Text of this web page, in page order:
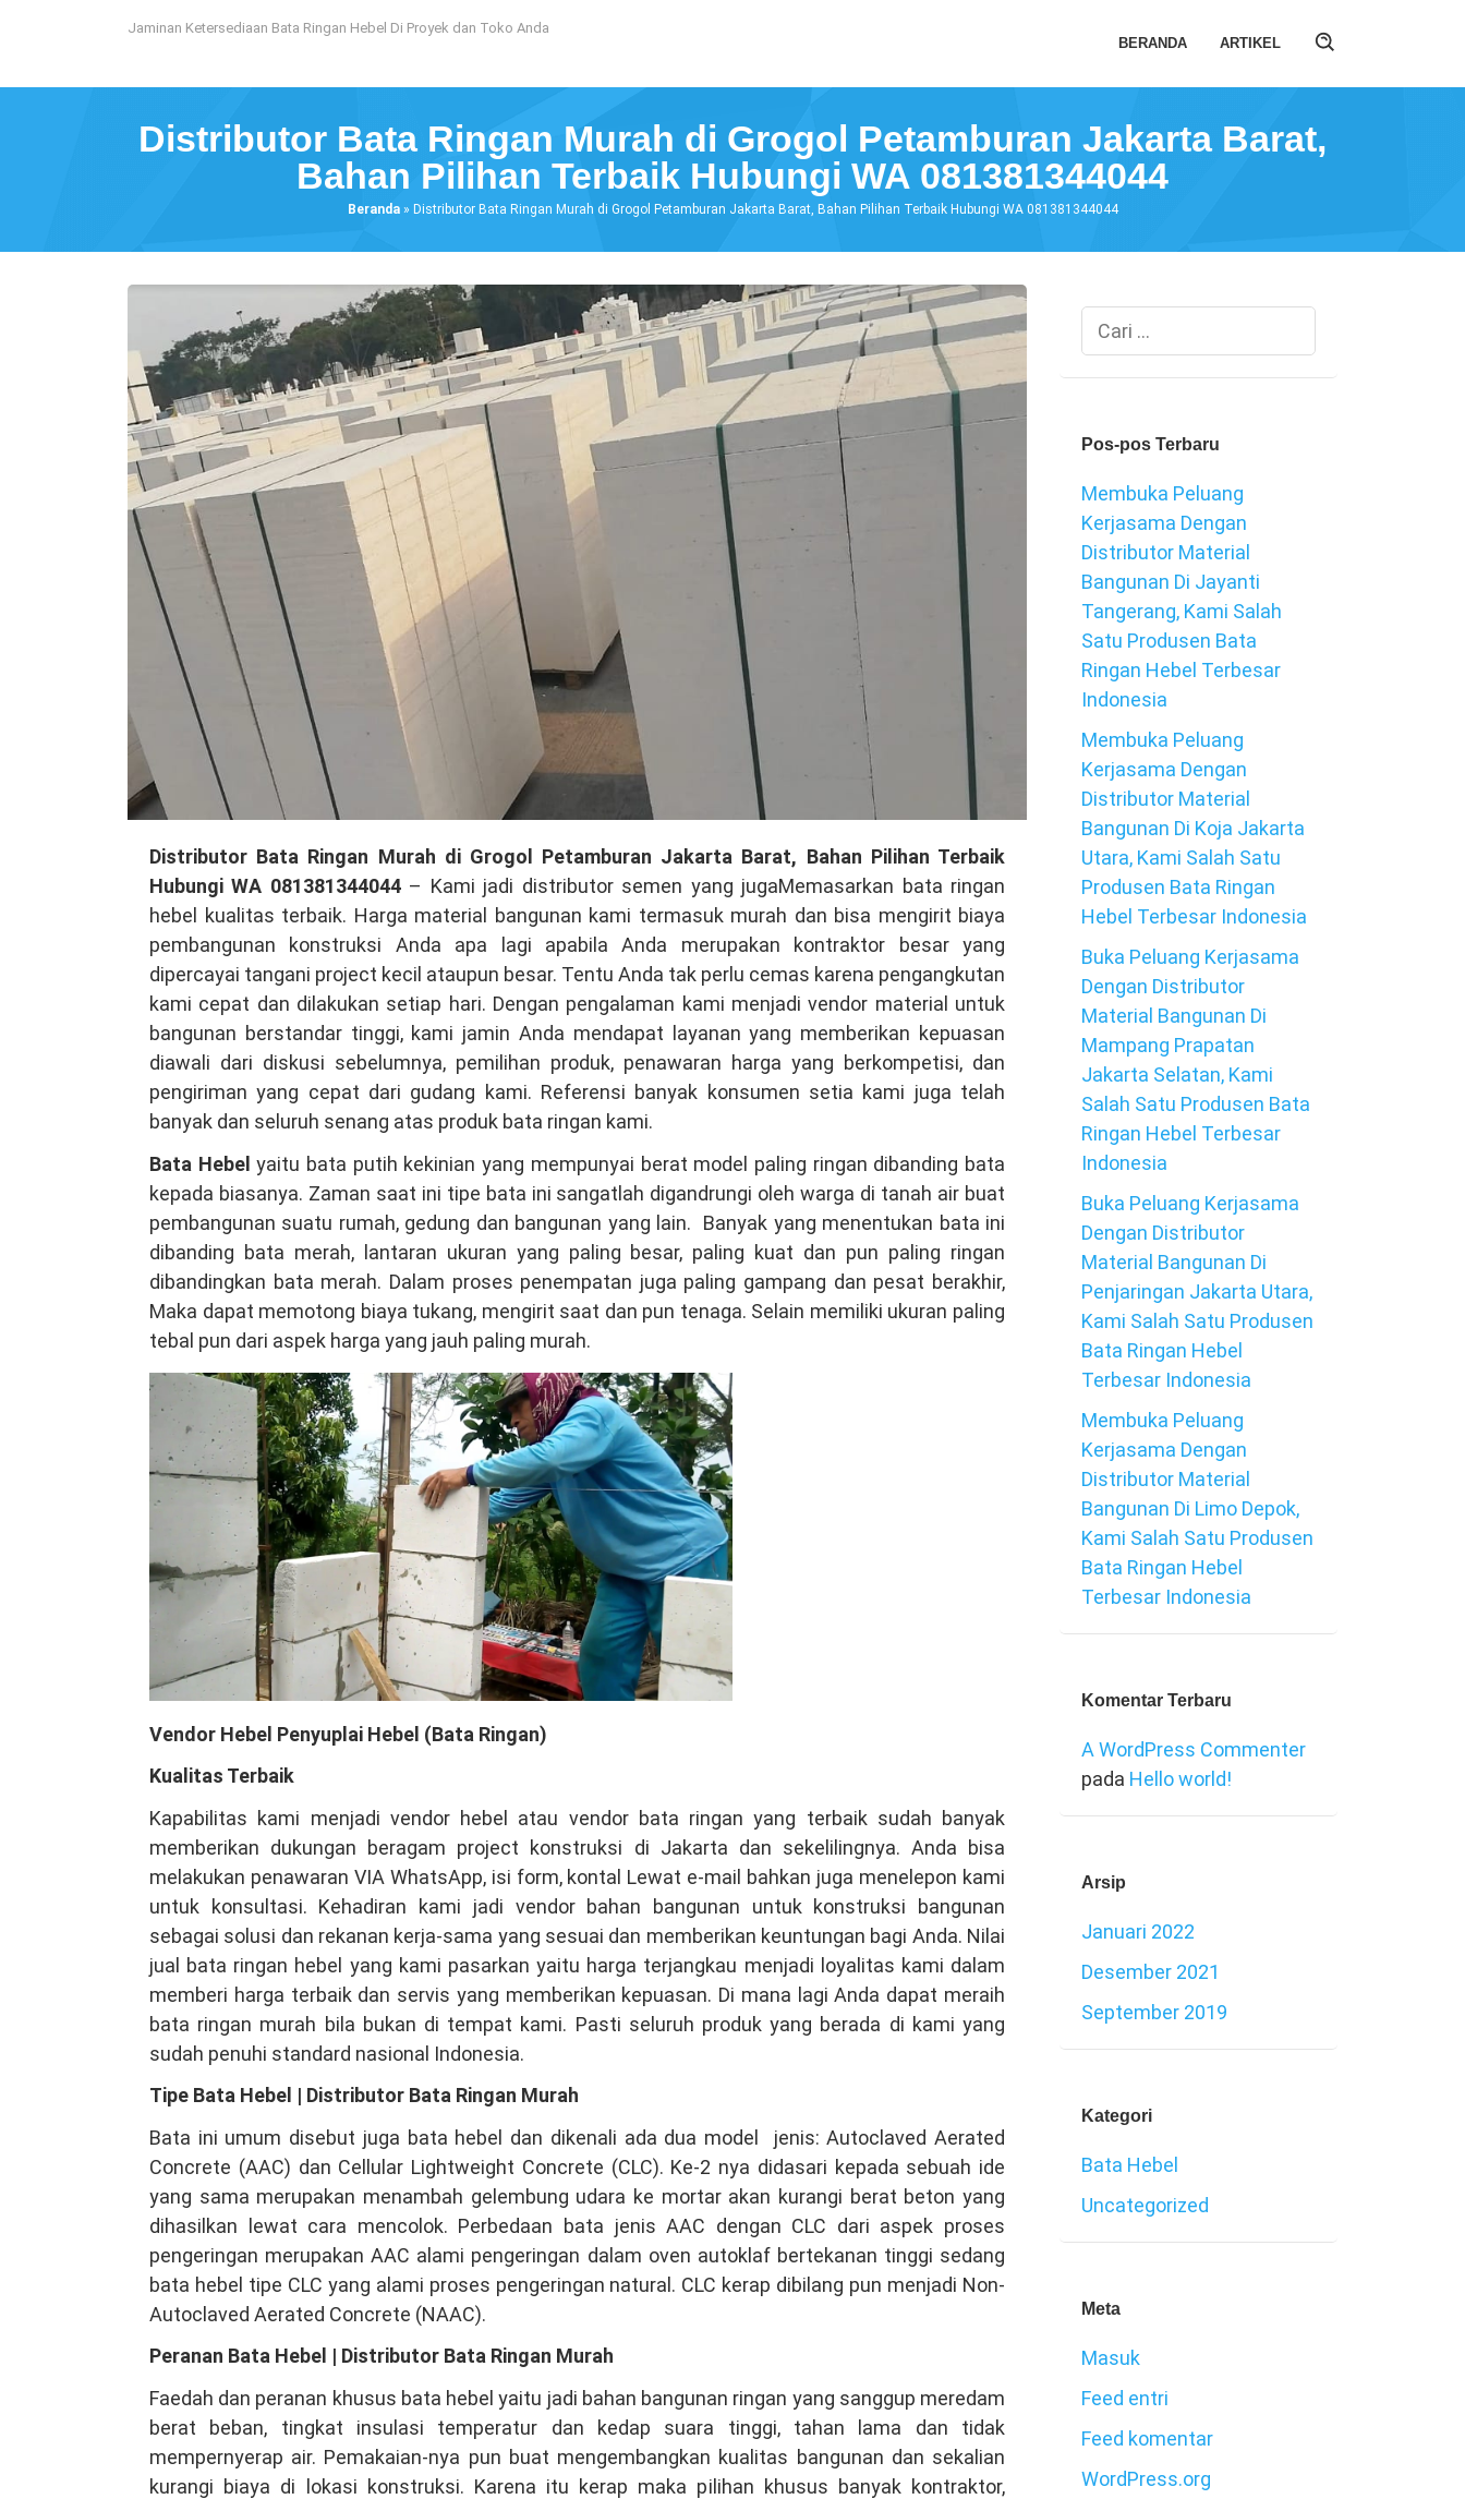
Jaminan Ketersediaan Bata Ringan Hebel Di Proyek dan Toko Anda
BERANDA
ARTIKEL
Distributor Bata Ringan Murah di Grogol Petamburan Jakarta Barat,
Bahan Pilihan Terbaik Hubungi WA 081381344044
Beranda» Distributor Bata Ringan Murah di Grogol Petamburan Jakarta Barat, Bahan Pilihan Terbaik Hubungi WA 081381344044
Distributor
Bata
Ringan
Murah
di
Grogol
Petamburan
Jakarta
Barat,
Bahan
Terbaik
Hubungi
WA
081381344044
Distributor Bata Ringan Murah di Grogol Petamburan Jakarta Barat, Bahan Pilihan Terbaik
Hubungi WA 081381344044– Kami jadi distributor semen yang jugaMemasarkan bata ringan
hebel kualitas terbaik. Harga material bangunan kami termasuk murah dan bisa mengirit biaya
pembangunan konstruksi Anda apa lagi apabila Anda merupakan kontraktor besar yang
dipercayai tangani project kecil ataupun besar. Tentu Anda tak perlu cemas karena pengangkutan
kami cepat dan dilakukan setiap hari. Dengan pengalaman kami menjadi vendor material untuk
bangunan berstandar tinggi, kami jamin Anda mendapat layanan yang memberikan kepuasan
diawali dari diskusi sebelumnya, pemilihan produk, penawaran harga yang berkompetisi, dan
pengiriman yang cepat dari gudang kami. Referensi banyak konsumen setia kami juga telah
banyak dan seluruh senang atas produk bata ringan kami.
Bata Hebel yaitu bata putih kekinian yang mempunyai berat model paling ringan dibanding bata
kepada biasanya. Zaman saat ini tipe bata ini sangatlah digandrungi oleh warga di tanah air buat
pembangunan suatu rumah, gedung dan bangunan yang lain. Banyak yang menentukan bata ini
dibanding bata merah, lantaran ukuran yang paling besar, paling kuat dan pun paling ringan
dibandingkan bata merah. Dalam proses penempatan juga paling gampang dan pesat berakhir,
Maka dapat memotong biaya tukang, mengirit saat dan pun tenaga. Selain memiliki ukuran paling
tebal pun dari aspek harga yang jauh paling murah.
Vendor Hebel Penyuplai Hebel (Bata Ringan)
Kualitas Terbaik
Kapabilitas kami menjadi vendor hebel atau vendor bata ringan yang terbaik sudah banyak
memberikan dukungan beragam project konstruksi di Jakarta dan sekelilingnya. Anda bisa
melakukan penawaran VIA WhatsApp, isi form, kontal Lewat e-mail bahkan juga menelepon kami
untuk konsultasi. Kehadiran kami jadi vendor bahan bangunan untuk konstruksi bangunan
sebagai solusi dan rekanan kerja-sama yang sesuai dan memberikan keuntungan bagi Anda. Nilai
jual bata ringan hebel yang kami pasarkan yaitu harga terjangkau menjadi loyalitas kami dalam
memberi harga terbaik dan servis yang memberikan kepuasan. Di mana lagi Anda dapat meraih
bata ringan murah bila bukan di tempat kami. Pasti seluruh produk yang berada di kami yang
sudah penuhi standard nasional Indonesia.
Tipe Bata Hebel | Distributor Bata Ringan Murah
Bata ini umum disebut juga bata hebel dan dikenali ada dua model jenis: Autoclaved Aerated
Concrete (AAC) dan Cellular Lightweight Concrete (CLC). Ke-2 nya didasari kepada sebuah ide
yang sama merupakan menambah gelembung udara ke mortar akan kurangi berat beton yang
dihasilkan lewat cara mencolok. Perbedaan bata jenis AAC dengan CLC dari aspek proses
pengeringan merupakan AAC alami pengeringan dalam oven autoklaf bertekanan tinggi sedang
bata hebel tipe CLC yang alami proses pengeringan natural. CLC kerap dibilang pun menjadi Non-
Autoclaved Aerated Concrete (NAAC).
Peranan Bata Hebel | Distributor Bata Ringan Murah
Faedah dan peranan khusus bata hebel yaitu jadi bahan bangunan ringan yang sanggup meredam
berat beban, tingkat insulasi temperatur dan kedap suara tinggi, tahan lama dan tidak
mempernyerap air. Pemakaian-nya pun buat mengembangkan kualitas bangunan dan sekalian
kurangi biaya di lokasi konstruksi. Karena itu kerap maka pilihan khusus banyak kontraktor,
Cari
untuk:
Pos-pos Terbaru
Membuka Peluang
Kerjasama Dengan
Distributor Material
Bangunan Di Jayanti
Tangerang, Kami Salah
Satu Produsen Bata
Ringan Hebel Terbesar
Indonesia
Membuka Peluang
Kerjasama Dengan
Distributor Material
Bangunan Di Koja Jakarta
Utara, Kami Salah Satu
Produsen Bata Ringan
Hebel Terbesar Indonesia
Buka Peluang Kerjasama
Dengan Distributor
Material Bangunan Di
Mampang Prapatan
Jakarta Selatan, Kami
Salah Satu Produsen Bata
Ringan Hebel Terbesar
Indonesia
Buka Peluang Kerjasama
Dengan Distributor
Material Bangunan Di
Penjaringan Jakarta Utara,
Kami Salah Satu Produsen
Bata Ringan Hebel
Terbesar Indonesia
Membuka Peluang
Kerjasama Dengan
Distributor Material
Bangunan Di Limo Depok,
Kami Salah Satu Produsen
Bata Ringan Hebel
Terbesar Indonesia
Komentar Terbaru
A WordPress Commenter
pada Hello world!
Arsip
Januari 2022
Desember 2021
September 2019
Kategori
Bata Hebel
Uncategorized
Meta
Masuk
Feed entri
Feed komentar
WordPress.org